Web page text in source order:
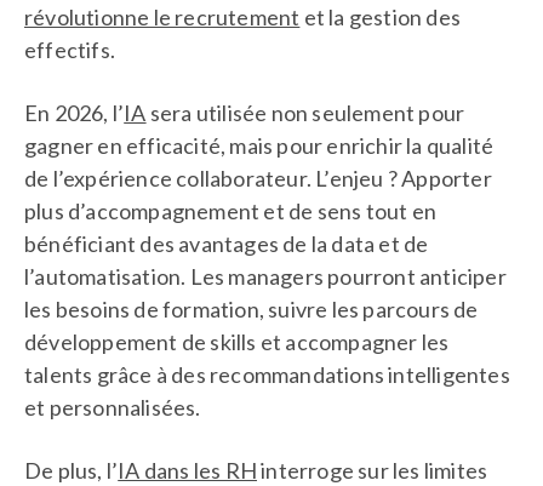
révolutionne le recrutement et la gestion des
effectifs.
En 2026, l’IA sera utilisée non seulement pour
gagner en efficacité, mais pour enrichir la qualité
de l’expérience collaborateur. L’enjeu ? Apporter
plus d’accompagnement et de sens tout en
bénéficiant des avantages de la data et de
l’automatisation. Les managers pourront anticiper
les besoins de formation, suivre les parcours de
développement de skills et accompagner les
talents grâce à des recommandations intelligentes
et personnalisées.
De plus, l’IA dans les RHinterroge sur les limites